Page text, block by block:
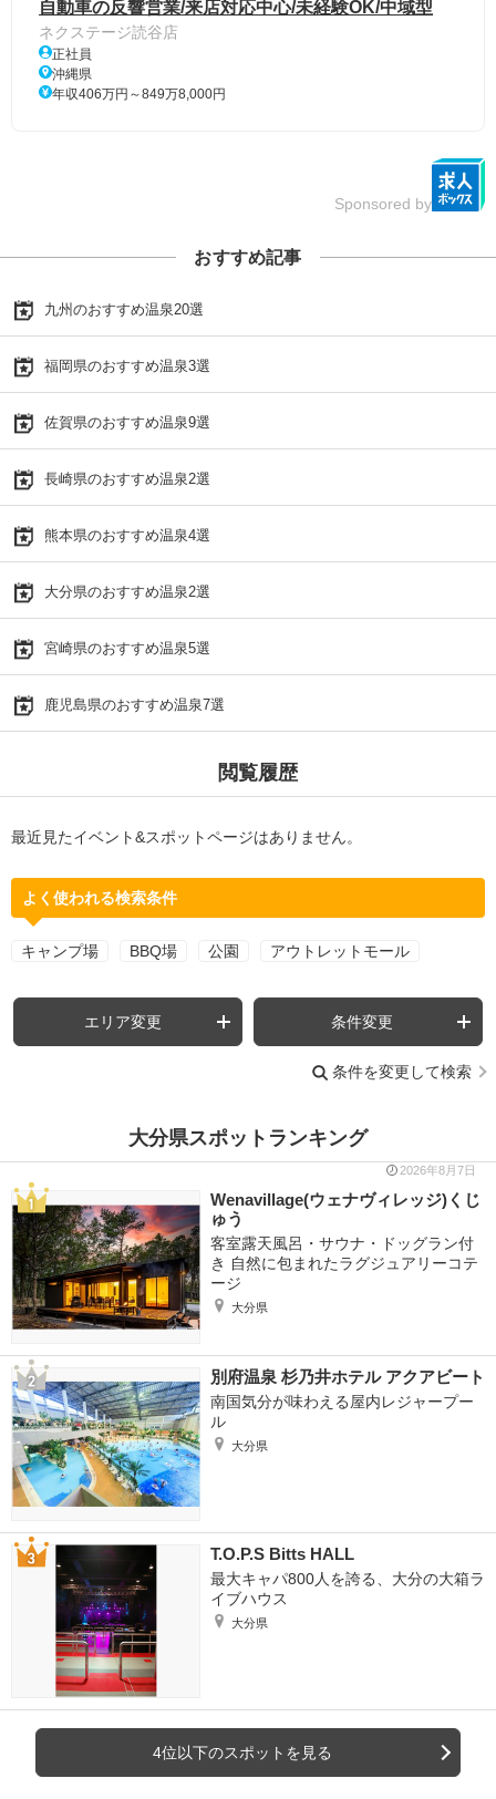
自動車の反響営業/来店対応中心/未経験OK/中域型
ネクステージ読谷店
正社員
沖縄県
年収406万円～849万8,000円
Sponsored by
おすすめ記事
九州のおすすめ温泉20選
福岡県のおすすめ温泉3選
佐賀県のおすすめ温泉9選
長崎県のおすすめ温泉2選
熊本県のおすすめ温泉4選
大分県のおすすめ温泉2選
宮崎県のおすすめ温泉5選
鹿児島県のおすすめ温泉7選
閲覧履歴
最近見たイベント&スポットページはありません。
よく使われる検索条件
キャンプ場 BBQ場 公園 アウトレットモール
エリア変更 条件変更
条件を変更して検索
大分県スポットランキング
2026年8月7日
Wenavillage(ウェナヴィレッジ)くじ
ゅう
客室露天風呂・サウナ・ドッグラン付
き 自然に包まれたラグジュアリーコテ
ージ
大分県
別府温泉 杉乃井ホテル アクアビート
南国気分が味わえる屋内レジャープー
ル
大分県
T.O.P.S Bitts HALL
最大キャパ800人を誇る、大分の大箱ラ
イブハウス
大分県
4位以下のスポットを見る